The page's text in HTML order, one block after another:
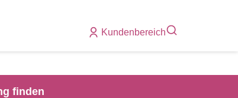
Kundenbereich
finden